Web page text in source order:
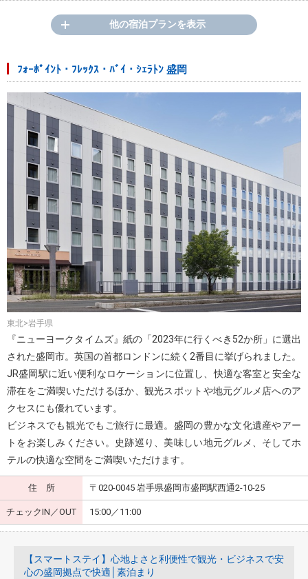
他の宿泊プランを表示
ﾌｫｰﾎﾟｲﾝﾄ・ﾌﾚｯｸｽ・ﾊﾞｲ・ｼｪﾗﾄﾝ 盛岡
東北>岩手県
『ニューヨークタイムズ』紙の「2023年に行くべき52か所」に選出
された盛岡市。英国の首都ロンドンに続く2番目に挙げられました。
JR盛岡駅に近い便利なロケーションに位置し、快適な客室と安全な
滞在をご満喫いただけるほか、観光スポットや地元グルメ店へのア
クセスにも優れています。
ビジネスでも観光でもご旅行に最適。盛岡の豊かな文化遺産やアー
トをお楽しみください。史跡巡り、美味しい地元グルメ、そしてホ
テルの快適な空間をご満喫いただけます。
住 所 〒020-0045 岩手県盛岡市盛岡駅西通2-10-25
チェックIN／OUT 15:00／11:00
【スマートステイ】心地よさと利便性で観光・ビジネスで安
心の盛岡拠点で快適│素泊まり